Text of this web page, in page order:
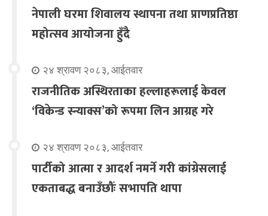
नेपाली घरमा शिवालय स्थापना तथा प्राणप्रतिष्ठा
महोत्सव आयोजना हुँदै
२४ श्रावण २०८३, आईतवार
राजनीतिक अस्थिरताका हल्लाहरूलाई केवल
‘विकेन्ड स्न्याक्स’को रूपमा लिन आग्रह गरे
२४ श्रावण २०८३, आईतवार
पार्टीको आत्मा र आदर्श नमर्ने गरी कांग्रेसलाई
एकताबद्ध बनाउँछौंः सभापति थापा